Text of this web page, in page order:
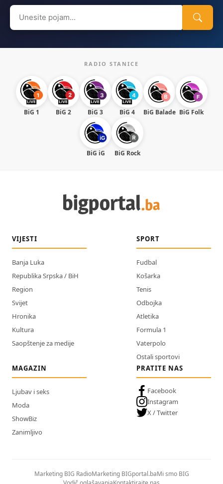
Search
for:
RADIO STANICE
BiG 1 BiG 2 BiG 3 BiG 4 BiG Balade BiG Folk
BiG iG BiG Rock
VIJESTI
Banja Luka
Republika Srpska / BiH
Region
Svijet
Hronika
Kultura
Saopštenje za medije
SPORT
Fudbal
Košarka
Tenis
Odbojka
Atletika
Formula 1
Vaterpolo
Ostali sportovi
MAGAZIN
Ljubav i seks
Moda
ShowBiz
Zanimljivo
PRATITE NAS
Facebook
Instagram
X / Twitter
Marketing BIG RadioMarketing BIGportal.baMi smo BIG